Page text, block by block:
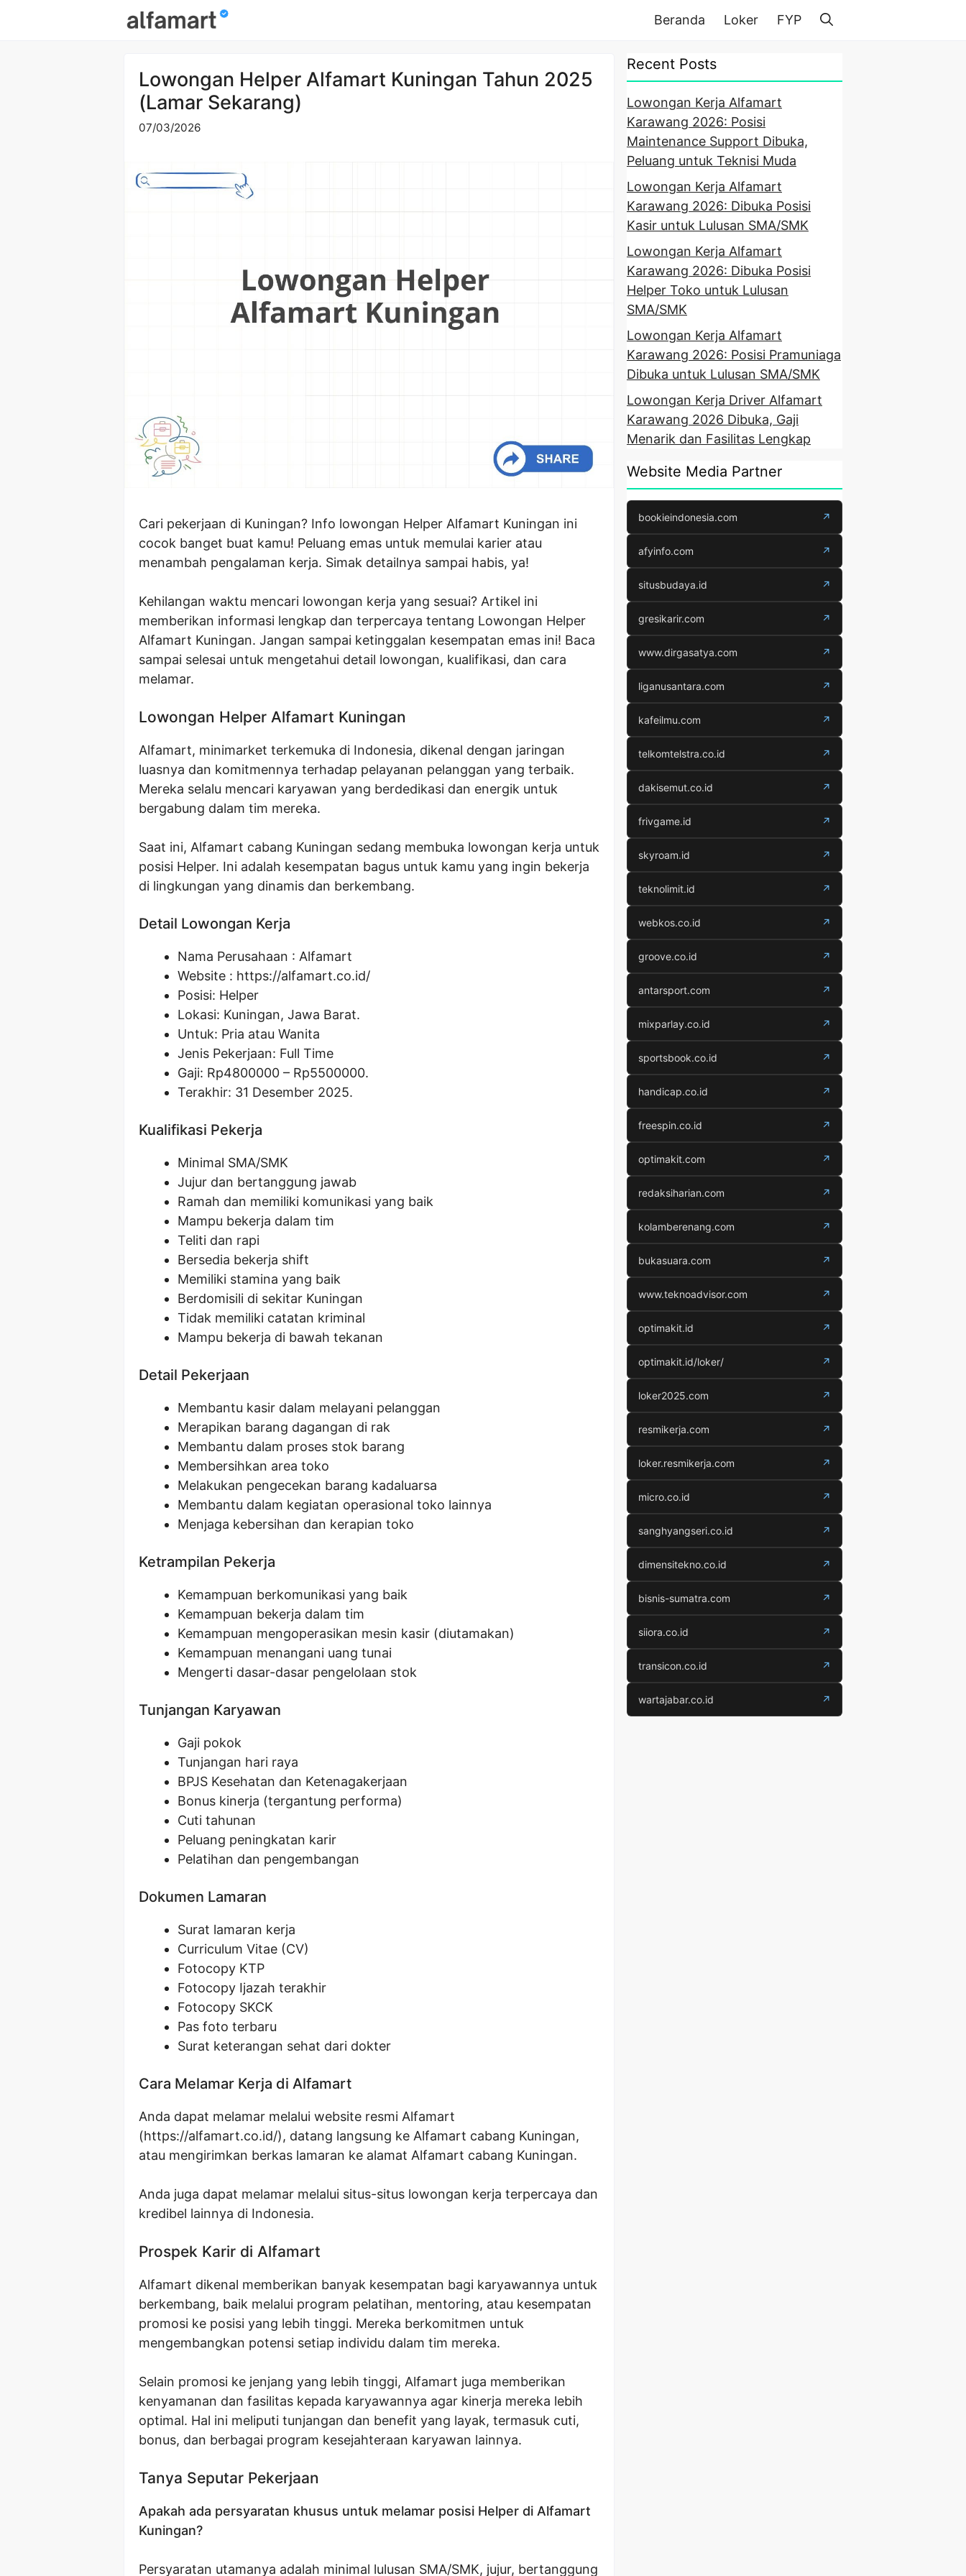
Beranda Loker FYP
Lowongan Helper Alfamart Kuningan Tahun 2025
(Lamar Sekarang)
07/03/2026
Cari pekerjaan di Kuningan? Info lowongan Helper Alfamart Kuningan ini
cocok banget buat kamu! Peluang emas untuk memulai karier atau
menambah pengalaman kerja. Simak detailnya sampai habis, ya!
Kehilangan waktu mencari lowongan kerja yang sesuai? Artikel ini
memberikan informasi lengkap dan terpercaya tentang Lowongan Helper
Alfamart Kuningan. Jangan sampai ketinggalan kesempatan emas ini! Baca
sampai selesai untuk mengetahui detail lowongan, kualifikasi, dan cara
melamar.
Lowongan Helper Alfamart Kuningan
Alfamart, minimarket terkemuka di Indonesia, dikenal dengan jaringan
luasnya dan komitmennya terhadap pelayanan pelanggan yang terbaik.
Mereka selalu mencari karyawan yang berdedikasi dan energik untuk
bergabung dalam tim mereka.
Saat ini, Alfamart cabang Kuningan sedang membuka lowongan kerja untuk
posisi Helper. Ini adalah kesempatan bagus untuk kamu yang ingin bekerja
di lingkungan yang dinamis dan berkembang.
Detail Lowongan Kerja
Nama Perusahaan : Alfamart
Website : https://alfamart.co.id/
Posisi: Helper
Lokasi: Kuningan, Jawa Barat.
Untuk: Pria atau Wanita
Jenis Pekerjaan: Full Time
Gaji: Rp4800000 – Rp5500000.
Terakhir: 31 Desember 2025.
Kualifikasi Pekerja
Minimal SMA/SMK
Jujur dan bertanggung jawab
Ramah dan memiliki komunikasi yang baik
Mampu bekerja dalam tim
Teliti dan rapi
Bersedia bekerja shift
Memiliki stamina yang baik
Berdomisili di sekitar Kuningan
Tidak memiliki catatan kriminal
Mampu bekerja di bawah tekanan
Detail Pekerjaan
Membantu kasir dalam melayani pelanggan
Merapikan barang dagangan di rak
Membantu dalam proses stok barang
Membersihkan area toko
Melakukan pengecekan barang kadaluarsa
Membantu dalam kegiatan operasional toko lainnya
Menjaga kebersihan dan kerapian toko
Ketrampilan Pekerja
Kemampuan berkomunikasi yang baik
Kemampuan bekerja dalam tim
Kemampuan mengoperasikan mesin kasir (diutamakan)
Kemampuan menangani uang tunai
Mengerti dasar-dasar pengelolaan stok
Tunjangan Karyawan
Gaji pokok
Tunjangan hari raya
BPJS Kesehatan dan Ketenagakerjaan
Bonus kinerja (tergantung performa)
Cuti tahunan
Peluang peningkatan karir
Pelatihan dan pengembangan
Dokumen Lamaran
Surat lamaran kerja
Curriculum Vitae (CV)
Fotocopy KTP
Fotocopy Ijazah terakhir
Fotocopy SKCK
Pas foto terbaru
Surat keterangan sehat dari dokter
Cara Melamar Kerja di Alfamart
Anda dapat melamar melalui website resmi Alfamart
(https://alfamart.co.id/), datang langsung ke Alfamart cabang Kuningan,
atau mengirimkan berkas lamaran ke alamat Alfamart cabang Kuningan.
Anda juga dapat melamar melalui situs-situs lowongan kerja terpercaya dan
kredibel lainnya di Indonesia.
Prospek Karir di Alfamart
Alfamart dikenal memberikan banyak kesempatan bagi karyawannya untuk
berkembang, baik melalui program pelatihan, mentoring, atau kesempatan
promosi ke posisi yang lebih tinggi. Mereka berkomitmen untuk
mengembangkan potensi setiap individu dalam tim mereka.
Selain promosi ke jenjang yang lebih tinggi, Alfamart juga memberikan
kenyamanan dan fasilitas kepada karyawannya agar kinerja mereka lebih
optimal. Hal ini meliputi tunjangan dan benefit yang layak, termasuk cuti,
bonus, dan berbagai program kesejahteraan karyawan lainnya.
Tanya Seputar Pekerjaan
Apakah ada persyaratan khusus untuk melamar posisi Helper di Alfamart
Kuningan?
Persyaratan utamanya adalah minimal lulusan SMA/SMK, jujur, bertanggung
Recent Posts
Lowongan Kerja Alfamart
Karawang 2026: Posisi
Maintenance Support Dibuka,
Peluang untuk Teknisi Muda
Lowongan Kerja Alfamart
Karawang 2026: Dibuka Posisi
Kasir untuk Lulusan SMA/SMK
Lowongan Kerja Alfamart
Karawang 2026: Dibuka Posisi
Helper Toko untuk Lulusan
SMA/SMK
Lowongan Kerja Alfamart
Karawang 2026: Posisi Pramuniaga
Dibuka untuk Lulusan SMA/SMK
Lowongan Kerja Driver Alfamart
Karawang 2026 Dibuka, Gaji
Menarik dan Fasilitas Lengkap
Website Media Partner
bookieindonesia.com ↗
afyinfo.com ↗
situsbudaya.id ↗
gresikarir.com ↗
www.dirgasatya.com ↗
liganusantara.com ↗
kafeilmu.com ↗
telkomtelstra.co.id ↗
dakisemut.co.id ↗
frivgame.id ↗
skyroam.id ↗
teknolimit.id ↗
webkos.co.id ↗
groove.co.id ↗
antarsport.com ↗
mixparlay.co.id ↗
sportsbook.co.id ↗
handicap.co.id ↗
freespin.co.id ↗
optimakit.com ↗
redaksiharian.com ↗
kolamberenang.com ↗
bukasuara.com ↗
www.teknoadvisor.com ↗
optimakit.id ↗
optimakit.id/loker/ ↗
loker2025.com ↗
resmikerja.com ↗
loker.resmikerja.com ↗
micro.co.id ↗
sanghyangseri.co.id ↗
dimensitekno.co.id ↗
bisnis-sumatra.com ↗
siiora.co.id ↗
transicon.co.id ↗
wartajabar.co.id ↗